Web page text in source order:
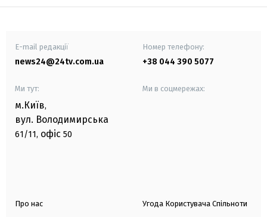
E-mail редакції
news24@24tv.com.ua
Номер телефону:
+38 044 390 5077
Ми тут:
м.Київ,
вул. Володимирська
61/11, офіс 50
Ми в соцмережах:
Про нас Угода Користувача Спільноти